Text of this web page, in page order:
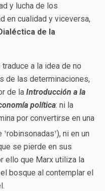
y lucha de los
en cualidad y viceversa,
de la
a la idea de no
de las determinaciones,
de la Introducción a la
política: ni la
por convertirse en una
trobinsonadast), ni en un
se pierde en sus
ello que Marx utiliza la
bosque al contemplar el